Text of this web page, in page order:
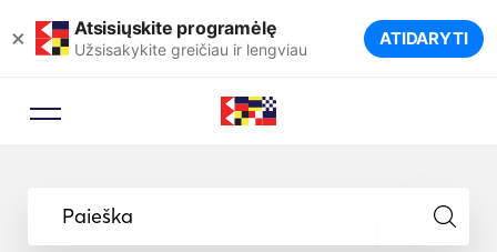
× Atsisiųskite programėlę
Užsisakykite greičiau ir lengviau ATIDARYTI
Paieška